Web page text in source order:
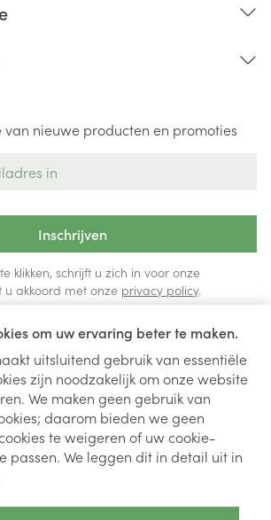
om uw ervaring beter te maken.
uitsluitend gebruik van essentiële
zijn noodzakelijk om onze website
We maken geen gebruik van
daarom bieden we geen
te weigeren of uw cookie-
passen. We leggen dit in detail uit in
nieuwe producten en promoties
Inschrijven
klikken, schrijft u zich in voor onze
akkoord met onze privacy policy.